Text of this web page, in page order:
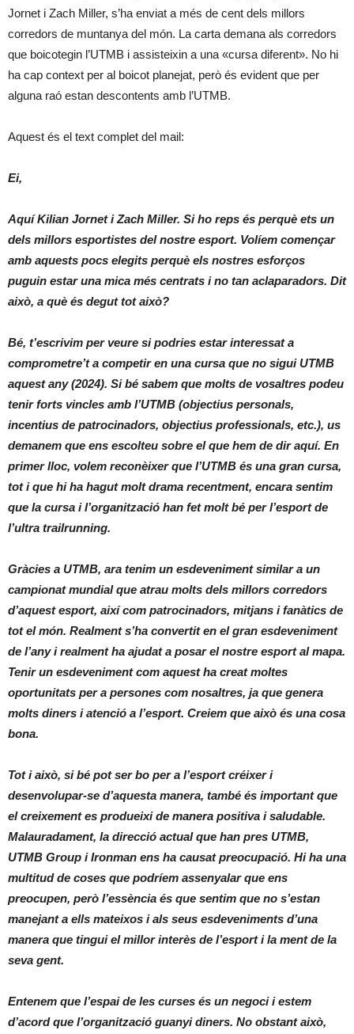
Jornet i Zach Miller, s’ha enviat a més de cent dels millors
corredors de muntanya del món. La carta demana als corredors
que boicotegin l’UTMB i assisteixin a una «cursa diferent». No hi
ha cap context per al boicot planejat, però és evident que per
alguna raó estan descontents amb l’UTMB.
Aquest és el text complet del mail:
Ei,
Aquí Kilian Jornet i Zach Miller. Si ho reps és perquè ets un
dels millors esportistes del nostre esport. Volíem començar
amb aquests pocs elegits perquè els nostres esforços
puguin estar una mica més centrats i no tan aclaparadors. Dit
això, a què és degut tot això?
Bé, t’escrivim per veure si podries estar interessat a
comprometre’t a competir en una cursa que no sigui UTMB
aquest any (2024). Si bé sabem que molts de vosaltres podeu
tenir forts vincles amb l’UTMB (objectius personals,
incentius de patrocinadors, objectius professionals, etc.), us
demanem que ens escolteu sobre el que hem de dir aquí. En
primer lloc, volem reconèixer que l’UTMB és una gran cursa,
tot i que hi ha hagut molt drama recentment, encara sentim
que la cursa i l’organització han fet molt bé per l’esport de
l’ultra trailrunning.
Gràcies a UTMB, ara tenim un esdeveniment similar a un
campionat mundial que atrau molts dels millors corredors
d’aquest esport, així com patrocinadors, mitjans i fanàtics de
tot el món. Realment s’ha convertit en el gran esdeveniment
de l’any i realment ha ajudat a posar el nostre esport al mapa.
Tenir un esdeveniment com aquest ha creat moltes
oportunitats per a persones com nosaltres, ja que genera
molts diners i atenció a l’esport. Creiem que això és una cosa
bona.
Tot i això, si bé pot ser bo per a l’esport créixer i
desenvolupar-se d’aquesta manera, també és important que
el creixement es produeixi de manera positiva i saludable.
Malauradament, la direcció actual que han pres UTMB,
UTMB Group i Ironman ens ha causat preocupació. Hi ha una
multitud de coses que podríem assenyalar que ens
preocupen, però l’essència és que sentim que no s’estan
manejant a ells mateixos i als seus esdeveniments d’una
manera que tingui el millor interès de l’esport i la ment de la
seva gent.
Entenem que l’espai de les curses és un negoci i estem
d’acord que l’organització guanyi diners. No obstant això,